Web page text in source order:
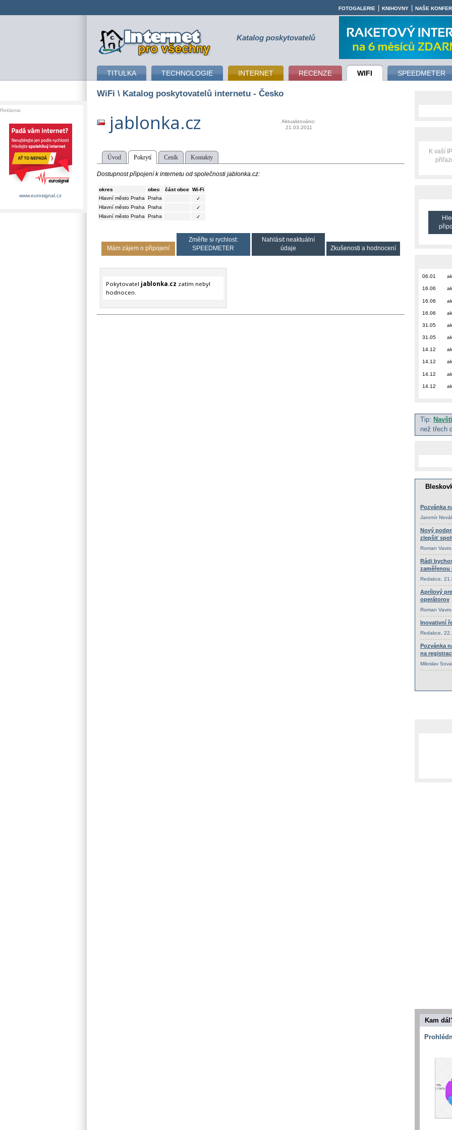
připojení k internetu Katalog poskytovatelů
TITULKA TECHNOLOGIE INTERNET RECENZE WIFI SPEEDMETER
FOTOGALERIE KNIHOVNY NAŠE
WiFi \ Katalog poskytovatelů internetu - Česko
jablonka.cz
Aktualizováno:
21.03.2011
Úvod Pokrytí Ceník Kontakty
Dostupnost připojení k internetu od společnosti jablonka.cz:
okres obec část obce Wi-Fi
Hlavní město Praha
Praha
✓
Hlavní město Praha
Praha
✓
Hlavní město Praha
Praha ✓
Mám zájem o připojení
Změřte si rychlost:
SPEEDMETER
Nahlásit neaktuální
údaje
Zkušenosti a hodnocení
Pokytovatel jablonka.cz zatím nebyl
hodnocen.
K vaší
06.01
16.06
16.06
16.06
31.05
31.05
14.12
14.12
14.12
14.12
Tip:
než třech
Kam
Reklama:
www.eurosignal.cz